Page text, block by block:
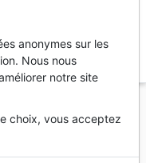
commande
anonymes sur les
Nous nous
notre site
choix, vous acceptez